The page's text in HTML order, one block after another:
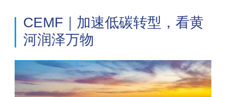
CEMF｜加速低碳转型，看黄
河润泽万物